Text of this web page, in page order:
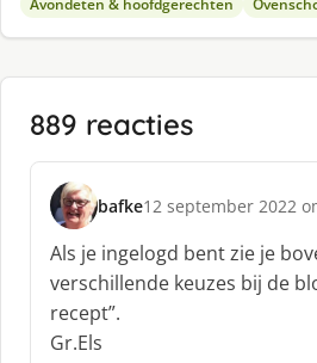
Avondeten & hoofdgerechten
889 reacties
bafke
s
c
h
r
e
e
12 september 2022
Als je ingelogd bent zie je
verschillende keuzes bij de
recept”.
Gr.Els